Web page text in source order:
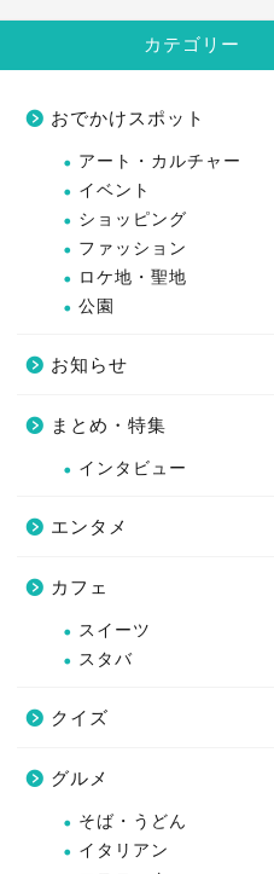
カテゴリー
おでかけスポット
アート・カルチャー
イベント
ショッピング
ファッション
ロケ地・聖地
公園
お知らせ
まとめ・特集
インタビュー
エンタメ
カフェ
スイーツ
スタバ
クイズ
グルメ
そば・うどん
イタリアン